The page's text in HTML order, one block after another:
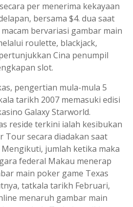
per menerima kekayaan
bersama $4. dua saat
bervariasi gambar main
roulette, blackjack,
Cina penumpil
slot.
pengertian mula-mula 5
tarikh 2007 memasuki edisi
Galaxy Starworld.
reside terkini ialah kesibukan
Tour secara diadakan saat
jumlah ketika maka
federal Makau menerap
main poker game Texas
tatkala tarikh Februari,
menaruh gambar main